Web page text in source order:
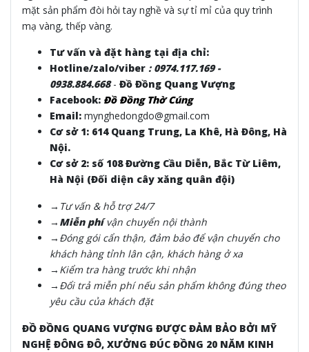
mặt sản phẩm đòi hỏi tay nghề và sự tỉ mỉ của quy trình
mạ vàng, thếp vàng.
Tư vấn và đặt hàng tại địa chỉ:
Hotline/zalo/viber : 0974.117.169 -
0938.884.668 - Đồ Đồng Quang Vượng
Facebook: Đồ Đồng Thờ Cúng
Email: mynghedongdo@gmail.com
Cơ sở 1: 614 Quang Trung, La Khê, Hà Đông, Hà
Nội.
Cơ sở 2: số 108 Đường Cầu Diễn, Bắc Từ Liêm,
Hà Nội (Đối diện cây xăng quân đội)
→Tư vấn & hỗ trợ 24/7
→Miễn phívận chuyển nội thành
→Đóng gói cẩn thận, đảm bảo để vận chuyển cho
khách hàng tỉnh lân cận, khách hàng ở xa
→Kiểm tra hàng trước khi nhận
→Đổi trả miễn phí nếu sản phẩm không đúng theo
yêu cầu của khách đặt
ĐỒ ĐỒNG QUANG VƯỢNG ĐƯỢC ĐẢM BẢO BỞI MỸ
NGHỆ ĐÔNG ĐÔ, XƯỞNG ĐÚC ĐỒNG 20 NĂM KINH